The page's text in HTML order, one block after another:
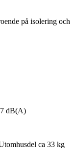
på isolering och
dB(A)
ca 33 kg